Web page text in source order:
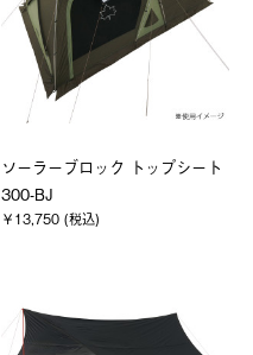
ソーラーブロック トップシート
300-BJ
￥13,750 (税込)